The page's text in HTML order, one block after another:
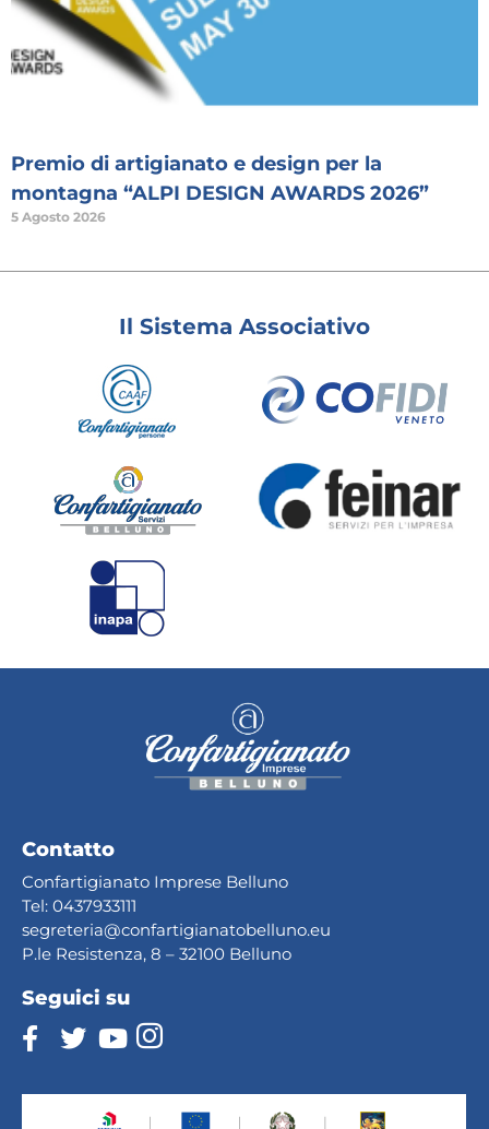
Premio di artigianato e design per la
montagna “ALPI DESIGN AWARDS 2026”
5 Agosto 2026
Il Sistema Associativo
Contatto
Confartigianato Imprese Belluno
Tel: 0437933111
segreteria@confartigianatobelluno.eu
P.le Resistenza, 8 – 32100 Belluno
Seguici su